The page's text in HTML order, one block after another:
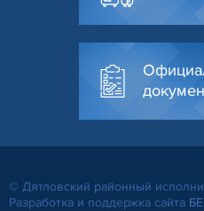
© Дятловский районный
Разработка и поддержка сайта